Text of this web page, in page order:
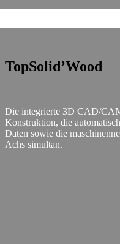
TopSolid’Wood
Die integrierte 3D CAD/
Konstruktion, die
Daten sowie die
Achs simultan.